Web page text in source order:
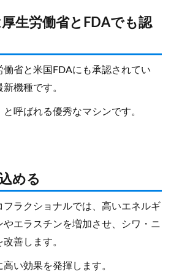
生労働省とFDAでも認
働省と米国FDAにも承認されてい
機種です。
と呼ばれる優秀なマシンです。
める
フラクショナルでは、高いエネルギ
やエラスチンを増加させ、シワ・ニ
善します。
い効果を発揮します。